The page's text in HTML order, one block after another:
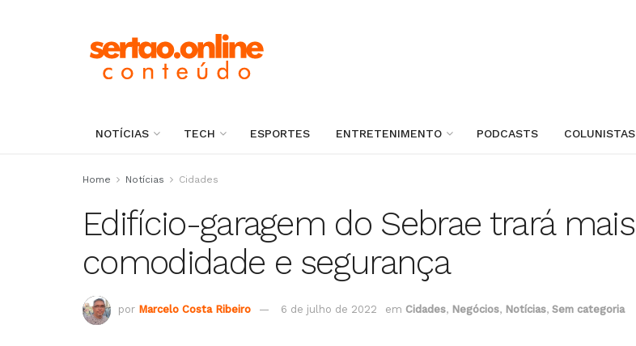
NOTÍCIAS TECH ESPORTES ENTRETENIMENTO PODCASTS COLUNISTAS
Home Notícias Cidades
Edifício-garagem do Sebrae trará mais
comodidade e segurança
por Marcelo Costa Ribeiro 6 de julho de 2022 em Cidades, Negócios, Notícias, Sem categoria